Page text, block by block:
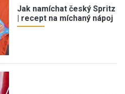
Jak namíchat český Spritz
| recept na míchaný nápoj